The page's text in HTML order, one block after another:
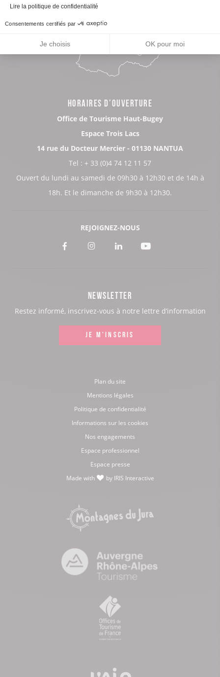
HORAIRES D’OUVERTURE
Office de Tourisme Haut-Bugey
Espace Trois Lacs
14 rue du Docteur Mercier - 01130 NANTUA
Tel : + 33 (0)4 74 12 11 57
Ouvert du lundi au samedi de 09h30 à 12h30 et de 14h à
18h. Et le dimanche de 9h30 à 12h30.
REJOIGNEZ-NOUS
Voir
Facebook
Voir
Instagram
Voir
LinkedIn
Voir
Youtube
NEWSLETTER
Restez informé, inscrivez-vous à notre lettre d’information
JE M'INSCRIS
Plan du site
Mentions légales
Politique de confidentialité
Informations sur les cookies
Nos engagements
Espace professionnel
Espace presse
Made with
by IRIS Interactive
Lire la politique de confidentialité
Consentements certifiés par
Je choisis OK pour moi